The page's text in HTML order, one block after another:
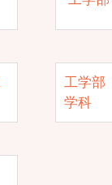
工学部
学科